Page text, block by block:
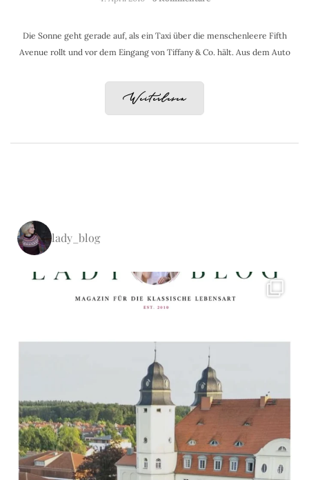
Die Sonne geht gerade auf, als ein Taxi über die menschenleere Fifth
Avenue rollt und vor dem Eingang von Tiffany & Co. hält. Aus dem Auto
Weiterlesen
lady_blog